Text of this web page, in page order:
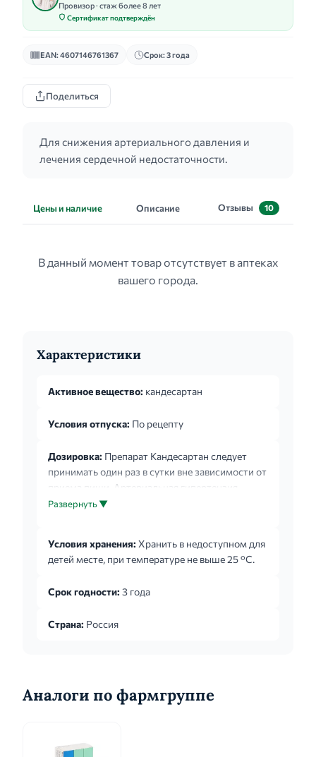
Провизор · стаж более 8 лет
Сертификат подтверждён
EAN: 4607146761367 Срок: 3 года
Поделиться
Для снижения артериального давления и
лечения сердечной недостаточности.
Цены и наличие Описание Отзывы 10
В данный момент товар отсутствует в аптеках
вашего города.
Характеристики
Активное вещество: кандесартан
Условия отпуска: По рецепту
Дозировка: Препарат Кандесартан следует
принимать один раз в сутки вне зависимости от
приема пищи. Артериальная гипертензия.
Рекомендуемая начальная и поддерживающая
требуется дальнейшее снижение АД,
рекомендуется увеличить дозу до 16 мг один
достаточно снизить артериальное давление
в дозе 16 мг в сутки, рекомендуется увеличить
Развернуть ▼
Условия хранения: Хранить в недоступном для
детей месте, при температуре не выше 25 °С.
Срок годности: 3 года
Страна: Россия
Аналоги по фармгруппе